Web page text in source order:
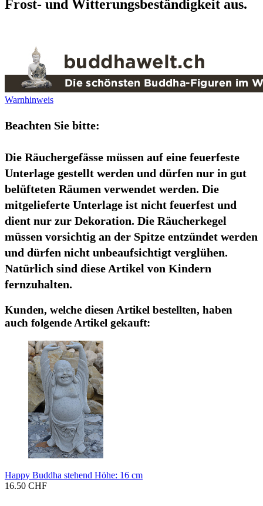
Frost- und Witterungsbeständigkeit aus.
Warnhinweis
Beachten Sie bitte:
Die Räuchergefässe müssen auf eine feuerfeste
Unterlage gestellt werden und dürfen nur in gut
belüfteten Räumen verwendet werden. Die
mitgelieferte Unterlage ist nicht feuerfest und
dient nur zur Dekoration. Die Räucherkegel
müssen vorsichtig an der Spitze entzündet werden
und dürfen nicht unbeaufsichtigt verglühen.
Natürlich sind diese Artikel von Kindern
fernzuhalten.
Kunden, welche diesen Artikel bestellten, haben
auch folgende Artikel gekauft:
Happy Buddha stehend Höhe: 16 cm
16.50 CHF